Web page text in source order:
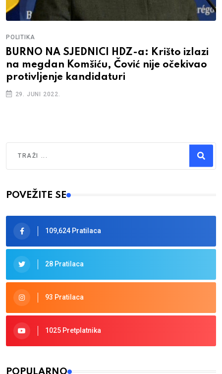
POLITIKA
BURNO NA SJEDNICI HDZ-a: Krišto izlazi
na megdan Komšiću, Čović nije očekivao
protivljenje kandidaturi
29. JUNI 2022.
Type 2 or more characters for results.
POVEŽITE SE
109,624 Pratilaca
28 Pratilaca
93 Pratilaca
1025 Pretplatnika
POPULARNO